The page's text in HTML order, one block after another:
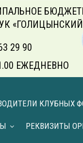
29 90
ЕЖЕДНЕВНО
КЛУБНЫХ
РЕКВИЗИТЫ